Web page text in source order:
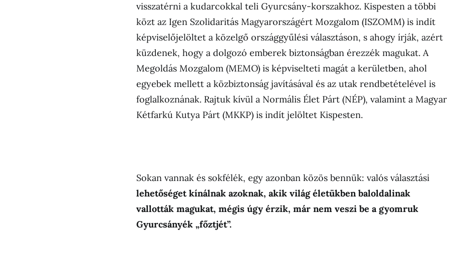
visszatérni a kudarcokkal teli Gyurcsány-korszakhoz. Kispesten a többi
közt az Igen Szolidaritás Magyarországért Mozgalom (ISZOMM) is indít
képviselőjelöltet a közelgő országgyűlési választáson, s ahogy írják, azért
küzdenek, hogy a dolgozó emberek biztonságban érezzék magukat. A
Megoldás Mozgalom (MEMO) is képviselteti magát a kerületben, ahol
egyebek mellett a közbiztonság javításával és az utak rendbetételével is
foglalkoznának. Rajtuk kívül a Normális Élet Párt (NÉP), valamint a Magyar
Kétfarkú Kutya Párt (MKKP) is indít jelöltet Kispesten.
Sokan vannak és sokfélék, egy azonban közös bennük: valós választási
lehetőséget kínálnak azoknak, akik világ életükben baloldalinak
vallották magukat, mégis úgy érzik, már nem veszi be a gyomruk
Gyurcsányék „főztjét”.